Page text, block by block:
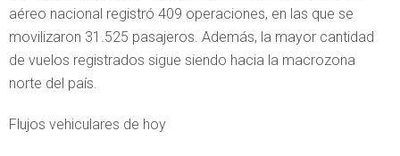
aéreo nacional registró 409 operaciones, en las que se
movilizaron 31.525 pasajeros. Además, la mayor cantidad
de vuelos registrados sigue siendo hacia la macrozona
norte del país.
Flujos vehiculares de hoy